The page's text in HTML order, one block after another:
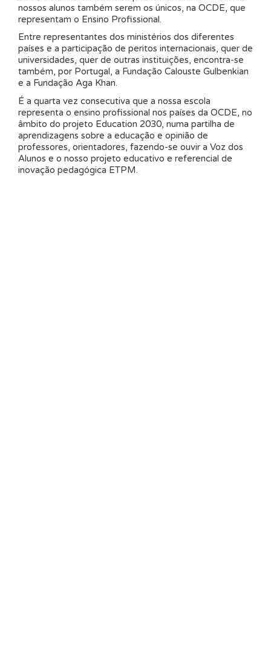
nossos alunos também serem os únicos, na OCDE, que
representam o Ensino Profissional.
Entre representantes dos ministérios dos diferentes
países e a participação de peritos internacionais, quer de
universidades, quer de outras instituições, encontra-se
também, por Portugal, a Fundação Calouste Gulbenkian
e a Fundação Aga Khan.
É a quarta vez consecutiva que a nossa escola
representa o ensino profissional nos países da OCDE, no
âmbito do projeto Education 2030, numa partilha de
aprendizagens sobre a educação e opinião de
professores, orientadores, fazendo-se ouvir a Voz dos
Alunos e o nosso projeto educativo e referencial de
inovação pedagógica ETPM.